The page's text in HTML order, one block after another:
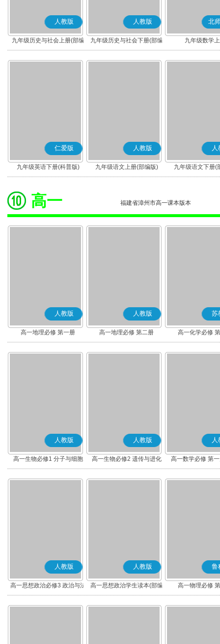
人教版
九年级历史与社会上册(部编
版)
人教版
九年级历史与社会下册(部编
版)
北
九年级数学
仁爱版
九年级英语下册(科普版)
人教版
九年级语文上册(部编版)
人
九年级语文下册(
高一 福建省漳州市高一课本版本
人教版
高一地理必修 第一册
人教版
高一地理必修 第二册
苏
高一化学必修
人教版
高一生物必修1 分子与细胞
人教版
高一生物必修2 遗传与进化
人
高一数学必修 第
人教版
高一思想政治必修3 政治与法
治(部编版)
人教版
高一思想政治学生读本(部编
版)
鲁
高一物理必修